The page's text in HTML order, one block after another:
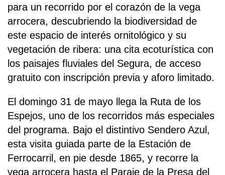
para un recorrido por el corazón de la vega
arrocera, descubriendo la biodiversidad de
este espacio de interés ornitológico y su
vegetación de ribera: una cita ecoturística con
los paisajes fluviales del Segura, de acceso
gratuito con inscripción previa y aforo limitado.
El domingo 31 de mayo llega la Ruta de los
Espejos, uno de los recorridos más especiales
del programa. Bajo el distintivo Sendero Azul,
esta visita guiada parte de la Estación de
Ferrocarril, en pie desde 1865, y recorre la
vega arrocera hasta el Paraje de la Presa del